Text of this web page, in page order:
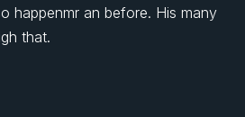
happenmr an before. His many
that.